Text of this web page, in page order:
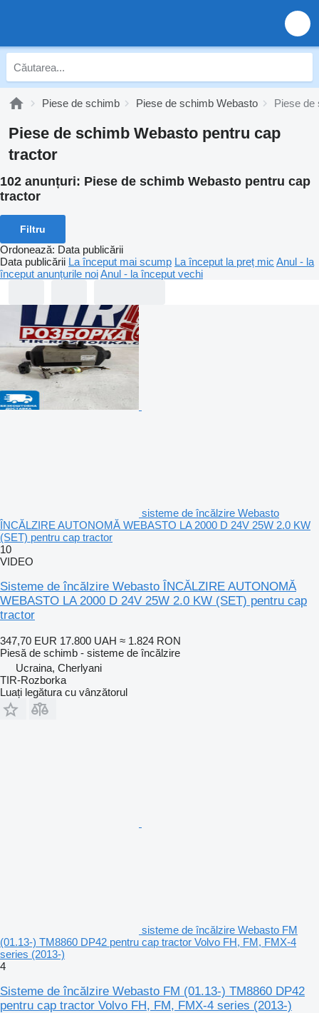
Piese de schimb Piese de schimb Webasto Piese de
Piese de schimb Webasto pentru cap
tractor
102 anunțuri: Piese de schimb Webasto pentru cap
tractor
Filtru
Ordonează: Data publicării
Data publicării La început mai scump La început la preț mic Anul - la
început anunțurile noiAnul - la început vechi
sisteme de încălzire Webasto
ÎNCĂLZIRE AUTONOMĂ WEBASTO LA 2000 D 24V 25W 2.0 KW
(SET) pentru cap tractor
10
VIDEO
Sisteme de încălzire Webasto ÎNCĂLZIRE AUTONOMĂ
WEBASTO LA 2000 D 24V 25W 2.0 KW (SET) pentru cap
tractor
347,70 EUR 17.800 UAH ≈ 1.824 RON
Piesă de schimb - sisteme de încălzire
Ucraina, Cherlyani
TIR-Rozborka
Luați legătura cu vânzătorul
sisteme de încălzire Webasto FM
(01.13-) TM8860 DP42 pentru cap tractor Volvo FH, FM, FMX-4
series (2013-)
4
Sisteme de încălzire Webasto FM (01.13-) TM8860 DP42
pentru cap tractor Volvo FH, FM, FMX-4 series (2013-)